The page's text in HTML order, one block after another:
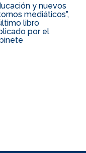
y nuevos
mediáticos”,
libro
por el